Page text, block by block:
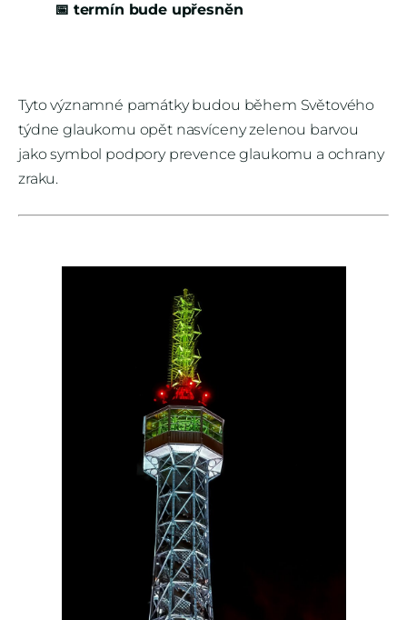
📅 termín bude upřesněn
Tyto významné památky budou během Světového
týdne glaukomu opět nasvíceny zelenou barvou
jako symbol podpory prevence glaukomu a ochrany
zraku.